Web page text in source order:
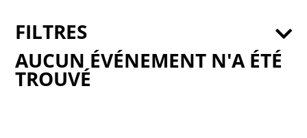
AUCUN ÉVÉNEMENT N'A ÉTÉ
TROUVÉ
FILTRES